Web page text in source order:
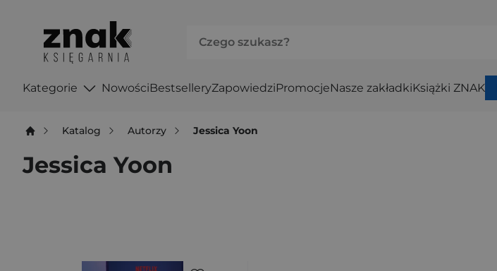
Kategorie NowościBestselleryZapowiedziPromocjeNasze zakładkiKsiążki ZNAK
Katalog Autorzy Jessica Yoon
Jessica Yoon